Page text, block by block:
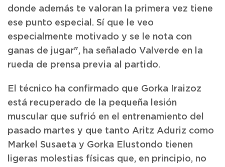
donde además te valoran la primera vez tiene
ese punto especial. Sí que le veo
especialmente motivado y se le nota con
ganas de jugar", ha señalado Valverde en la
rueda de prensa previa al partido.
El técnico ha confirmado que Gorka Iraizoz
está recuperado de la pequeña lesión
muscular que sufrió en el entrenamiento del
pasado martes y que tanto Aritz Aduriz como
Markel Susaeta y Gorka Elustondo tienen
ligeras molestias físicas que, en principio, no